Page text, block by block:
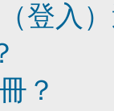
登入
？